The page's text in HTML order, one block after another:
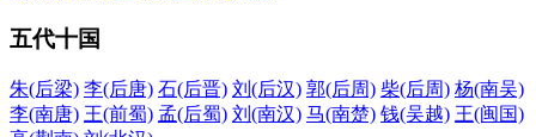
五代十国
朱(后梁) 李(后唐) 石(后晋) 刘 (后汉) 郭(后周) 柴(后周) 杨(南吴)
李(南唐) 王(前蜀) 孟(后蜀) 刘 (南汉) 马(南楚) 钱(吴越) 王(闽国)